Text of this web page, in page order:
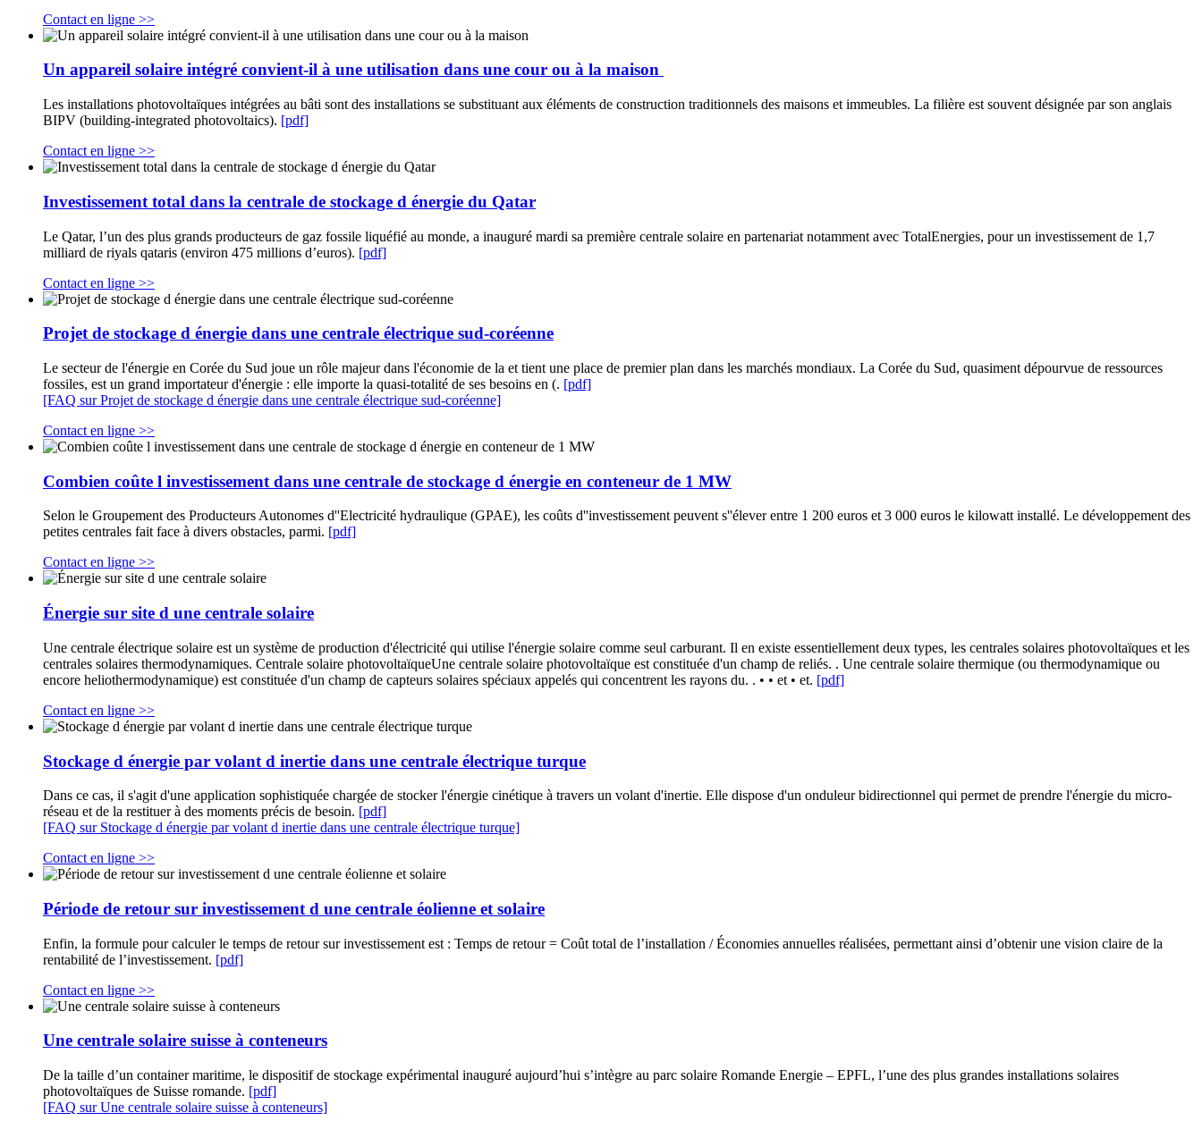
Contact en ligne >>
Un appareil solaire intégré convient-il à une utilisation dans une cour ou à la maison
Les installations photovoltaïques intégrées au bâti sont des installations se substituant aux éléments de construction traditionnels des maisons et immeubles. La filière est souvent désignée par son anglais
BIPV (building-integrated photovoltaics). [pdf]
Contact en ligne >>
Investissement total dans la centrale de stockage d énergie du Qatar
Le Qatar, l’un des plus grands producteurs de gaz fossile liquéfié au monde, a inauguré mardi sa première centrale solaire en partenariat notamment avec TotalEnergies, pour un investissement de 1,7
milliard de riyals qataris (environ 475 millions d’euros). [pdf]
Contact en ligne >>
Projet de stockage d énergie dans une centrale électrique sud-coréenne
Le secteur de l'énergie en Corée du Sud joue un rôle majeur dans l'économie de la et tient une place de premier plan dans les marchés mondiaux. La Corée du Sud, quasiment dépourvue de ressources
fossiles, est un grand importateur d'énergie : elle importe la quasi-totalité de ses besoins en (. [pdf]
[FAQ sur Projet de stockage d énergie dans une centrale électrique sud-coréenne]
Contact en ligne >>
Combien coûte l investissement dans une centrale de stockage d énergie en conteneur de 1 MW
Selon le Groupement des Producteurs Autonomes d''Electricité hydraulique (GPAE), les coûts d''investissement peuvent s''élever entre 1 200 euros et 3 000 euros le kilowatt installé. Le développement des
petites centrales fait face à divers obstacles, parmi. [pdf]
Contact en ligne >>
Énergie sur site d une centrale solaire
Une centrale électrique solaire est un système de production d'électricité qui utilise l'énergie solaire comme seul carburant. Il en existe essentiellement deux types, les centrales solaires photovoltaïques et les
centrales solaires thermodynamiques. Centrale solaire photovoltaïqueUne centrale solaire photovoltaïque est constituée d'un champ de reliés. . Une centrale solaire thermique (ou thermodynamique ou
encore heliothermodynamique) est constituée d'un champ de capteurs solaires spéciaux appelés qui concentrent les rayons du. . • • et • et. [pdf]
Contact en ligne >>
Stockage d énergie par volant d inertie dans une centrale électrique turque
Dans ce cas, il s'agit d'une application sophistiquée chargée de stocker l'énergie cinétique à travers un volant d'inertie. Elle dispose d'un onduleur bidirectionnel qui permet de prendre l'énergie du micro-
réseau et de la restituer à des moments précis de besoin. [pdf]
[FAQ sur Stockage d énergie par volant d inertie dans une centrale électrique turque]
Contact en ligne >>
Période de retour sur investissement d une centrale éolienne et solaire
Enfin, la formule pour calculer le temps de retour sur investissement est : Temps de retour = Coût total de l’installation / Économies annuelles réalisées, permettant ainsi d’obtenir une vision claire de la
rentabilité de l’investissement. [pdf]
Contact en ligne >>
Une centrale solaire suisse à conteneurs
De la taille d’un container maritime, le dispositif de stockage expérimental inauguré aujourd’hui s’intègre au parc solaire Romande Energie – EPFL, l’une des plus grandes installations solaires
photovoltaïques de Suisse romande. [pdf]
[FAQ sur Une centrale solaire suisse à conteneurs]